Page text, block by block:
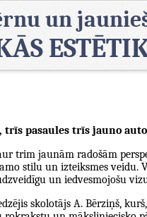
un
pasaules trīs jauno
trim jaunām radošām
stilu un izteiksmes
un iedvesmojošu
skolotājs A. Bērziņš,